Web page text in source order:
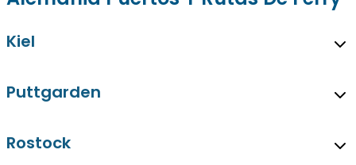
Kiel
Puttgarden
Rostock